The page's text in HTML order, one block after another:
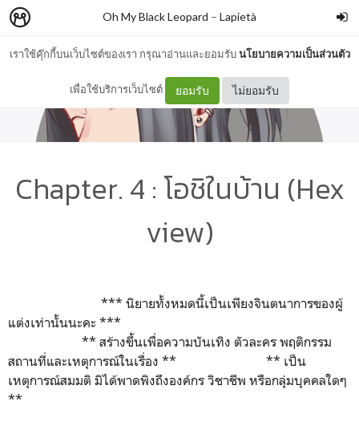
เราใช้คุ๊กกี้บนเว็บไซต์ของเรา กรุณาอ่านและยอมรับนโยบายความเป็นส่วนตัว
เพื่อใช้บริการเว็บไซต์ ยอมรับ ไม่ยอมรับ
Oh My Black Leopard – Lapietà
Chapter. 4 : โอชิในบ้าน (Hex
view)
*** นิยายทั้งหมดนี้เป็นเพียงจินตนาการของผู้
แต่งเท่านั้นนะคะ ***
** สร้างขึ้นเพื่อความบันเทิง ตัวละคร พฤติกรรม
สถานที่และเหตุการณ์ในเรื่อง ** ** เป็น
เหตุการณ์สมมติ มิได้พาดพิงถึงองค์กร วิชาชีพ หรือกลุ่มบุคคลใดๆ
**